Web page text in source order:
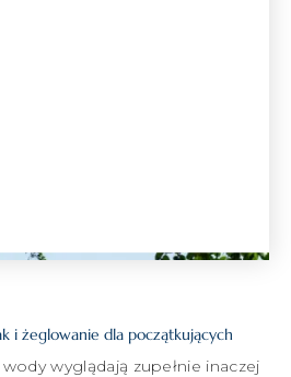
i żeglowanie dla początkujących
wyglądają zupełnie inaczej